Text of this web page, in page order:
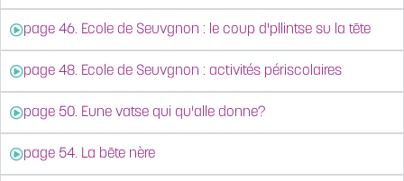
page 46. Ecole de Seuvgnon : le coup d'pllintse su la tēte
page 48. Ecole de Seuvgnon : activités périscolaires
page 50. Eune vatse qui qu'alle donne?
page 54. La bēte nère